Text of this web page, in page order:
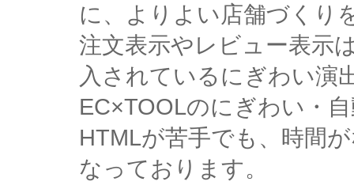
に、よりよい店舗づくり
注文表示やレビュー表示
入されているにぎわい演
EC×TOOLのにぎわい・
HTMLが苦手でも、時間
なっております。